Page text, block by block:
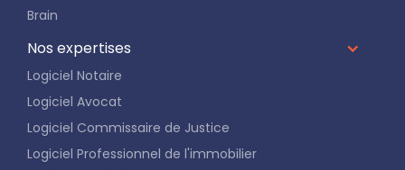
Brain
Nos expertises
Logiciel Notaire
Logiciel Avocat
Logiciel Commissaire de Justice
Logiciel Professionnel de l'immobilier